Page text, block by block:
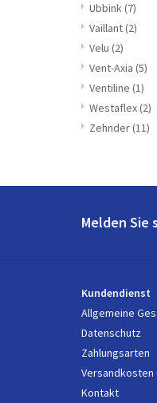
Ubbink(7)
Vaillant(2)
Velu (2)
Vent-Axia (5)
Ventiline (1)
Westaflex(2)
Zehnder(11)
Melden Sie
Kundendienst
Allgemeine
Datenschutz
Zahlungsarten
Versandkosten
Kontakt